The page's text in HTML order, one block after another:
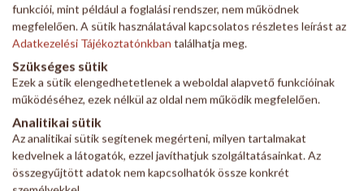
funkciói, mint például a foglalási rendszer, nem működnek
megfelelően. A sütik használatával kapcsolatos részletes leírást az
Adatkezelési Tájékoztatónkban találhatja meg.
Szükséges sütik
Ezek a sütik elengedhetetlenek a weboldal alapvető funkcióinak
működéséhez, ezek nélkül az oldal nem működik megfelelően.
Analitikai sütik
Az analitikai sütik segítenek megérteni, milyen tartalmakat
kedvelnek a látogatók, ezzel javíthatjuk szolgáltatásainkat. Az
összegyűjtött adatok nem kapcsolhatók össze konkrét
Adatkezelési tájékoztató
ÁSZF
Impresszum